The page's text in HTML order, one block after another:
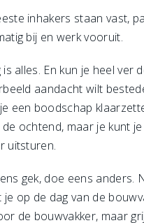
inhakers staan vast,
bij en werk vooruit.
is alles. En kun je heel ver
aandacht wilt
een boodschap
de ochtend, maar je kunt
uitsturen.
gek, doe eens anders.
je op de dag van de
de bouwvakker, maar